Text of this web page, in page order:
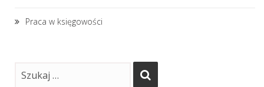
Praca w księgowości